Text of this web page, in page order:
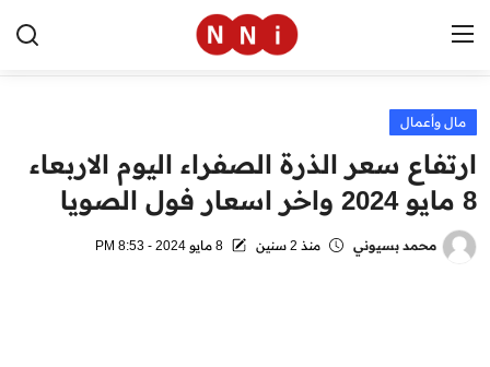
الرئيسية
اخبار مصر
العالم
مال وأعمال
ارتفاع سعر الذرة الصفراء اليوم الاربعاء
8 مايو 2024 واخر اسعار فول الصويا
محمد بسيوني منذ 2 سنين 8 مايو 2024 - 8:53 PM